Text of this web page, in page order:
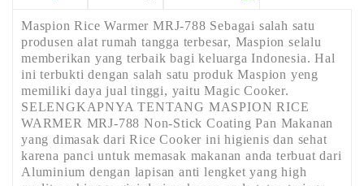
Maspion Rice Warmer MRJ-788 Sebagai salah satu
produsen alat rumah tangga terbesar, Maspion selalu
memberikan yang terbaik bagi keluarga Indonesia. Hal
ini terbukti dengan salah satu produk Maspion yeng
memiliki daya jual tinggi, yaitu Magic Cooker.
SELENGKAPNYA TENTANG MASPION RICE
WARMER MRJ-788 Non-Stick Coating Pan Makanan
yang dimasak dari Rice Cooker ini higienis dan sehat
karena panci untuk memasak makanan anda terbuat dari
Aluminium dengan lapisan anti lengket yang high